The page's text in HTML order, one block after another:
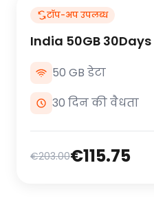
टॉप-अप उपलब्ध
India 50GB 30Days
50 GB डेटा
30 दिन की वैधता
€203.00€115.75